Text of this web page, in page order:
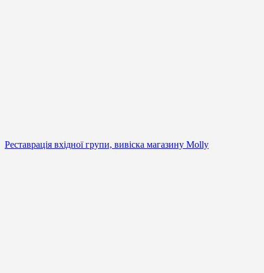
Реставрація вхідної групи, вивіска магазину Molly